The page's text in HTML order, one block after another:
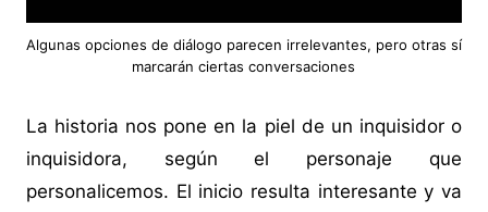
Algunas opciones de diálogo parecen irrelevantes, pero otras sí
marcarán ciertas conversaciones
La historia nos pone en la piel de un inquisidor o
inquisidora, según el personaje que
personalicemos. El inicio resulta interesante y va